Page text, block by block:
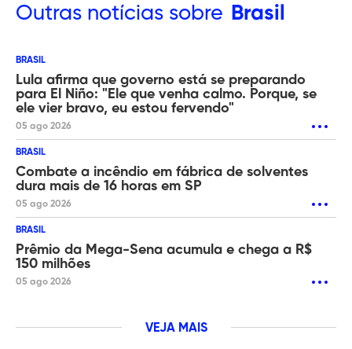
Outras notícias sobre Brasil
BRASIL
Lula afirma que governo está se preparando
para El Niño: "Ele que venha calmo. Porque, se
ele vier bravo, eu estou fervendo"
05 ago 2026
BRASIL
Combate a incêndio em fábrica de solventes
dura mais de 16 horas em SP
05 ago 2026
BRASIL
Prêmio da Mega-Sena acumula e chega a R$
150 milhões
05 ago 2026
VEJA MAIS